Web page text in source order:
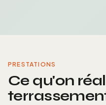
PRESTATIONS
Ce qu'on